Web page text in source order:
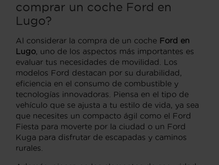
comprar un coche Ford en
Lugo?
Al considerar la compra de un coche Ford en
Lugo, uno de los aspectos más importantes es
evaluar tus necesidades de movilidad. Los
modelos Ford destacan por su durabilidad,
eficiencia en el consumo de combustible y
tecnologías innovadoras. Piensa en el tipo de
vehículo que se ajusta a tu estilo de vida, ya sea
que necesites un compacto ágil como el Ford
Fiesta para moverte por la ciudad o un Ford
Kuga para disfrutar de escapadas y caminos
rurales.